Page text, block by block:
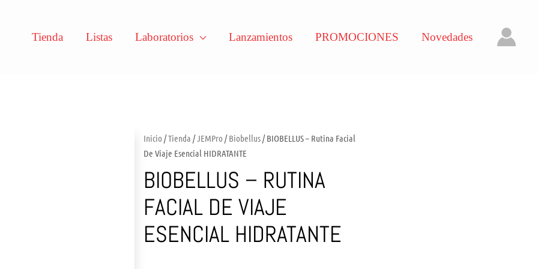
Tienda Listas Laboratorios Lanzamientos PROMOCIONES Novedades
Inicio /Tienda /JEMPro /Biobellus/ BIOBELLUS – Rutina Facial
De Viaje Esencial HIDRATANTE
BIOBELLUS – RUTINA
FACIAL DE VIAJE
ESENCIAL HIDRATANTE